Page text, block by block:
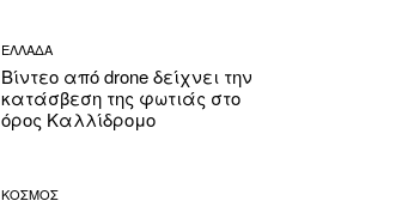
ΕΛΛΑΔΑ
Βίντεο από drone δείχνει την
κατάσβεση της φωτιάς στο
όρος Καλλίδρομο
ΚΟΣΜΟΣ